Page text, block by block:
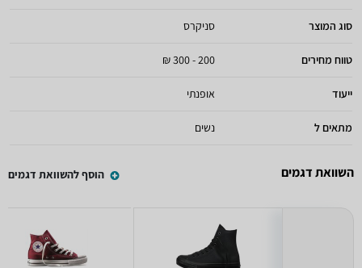
סוג המוצר סניקרס
טווח מחירים 200 - 300 ₪
ייעוד אופנתי
מתאים ל נשים
השוואת דגמים הוסף להשוואת דגמים